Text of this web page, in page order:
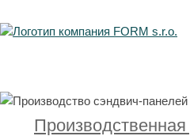
Производственная